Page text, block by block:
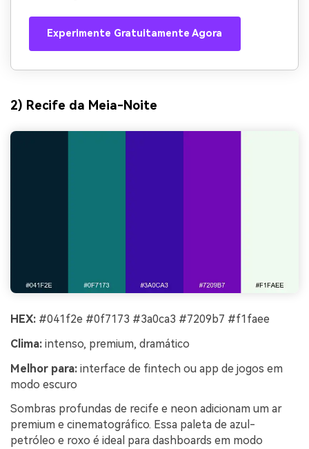
Experimente Gratuitamente Agora
2) Recife da Meia-Noite
HEX: #041f2e #0f7173 #3a0ca3 #7209b7 #f1faee
Clima: intenso, premium, dramático
Melhor para: interface de fintech ou app de jogos em
modo escuro
Sombras profundas de recife e neon adicionam um ar
premium e cinematográfico. Essa paleta de azul-
petróleo e roxo é ideal para dashboards em modo